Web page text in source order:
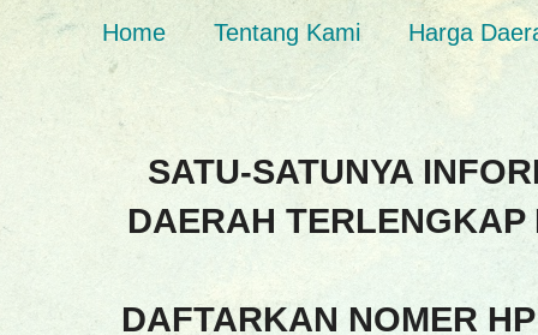
Home Tentang Kami Harga
SATU-SATUNYA
DAERAH TERLENGKAP
DAFTARKAN NOMER